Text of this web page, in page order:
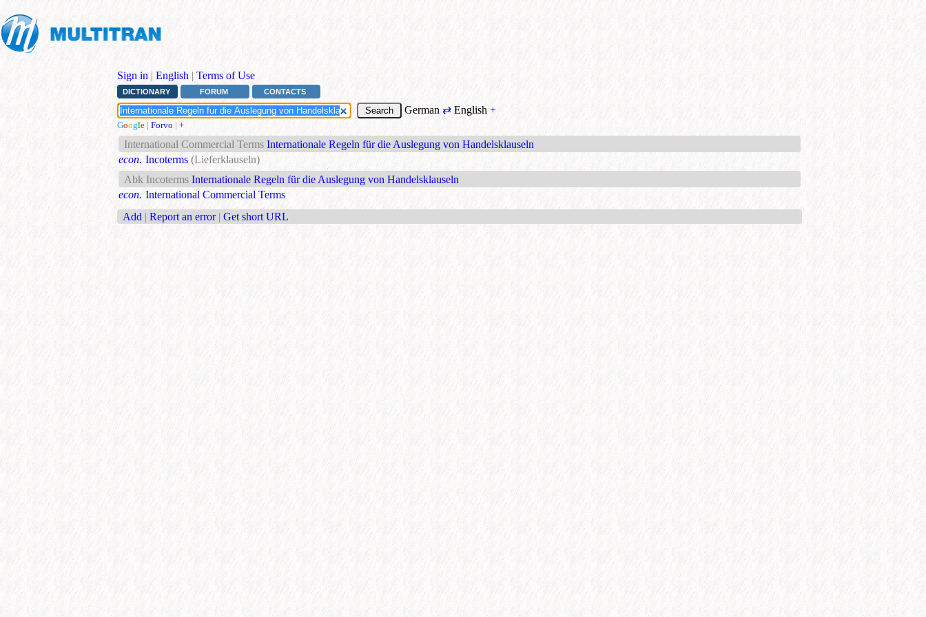
Sign in | English | Terms of Use
DICTIONARY FORUM CONTACTS
German ⇄ English+
Google | Forvo | +
International Commercial Terms Internationale Regeln für die Auslegung von Handelsklauseln
econ. Incoterms (Lieferklauseln)
Abk Incoterms Internationale Regeln für die Auslegung von Handelsklauseln
econ. International Commercial Terms
Add | Report an error | Get short URL